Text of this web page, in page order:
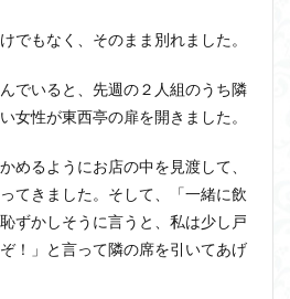
でもなく、そのまま別れました。
でいると、先週の２人組のうち隣
女性が東西亭の扉を開きました。
めるようにお店の中を見渡して、
てきました。そして、「一緒に飲
ずかしそうに言うと、私は少し戸
！」と言って隣の席を引いてあげ